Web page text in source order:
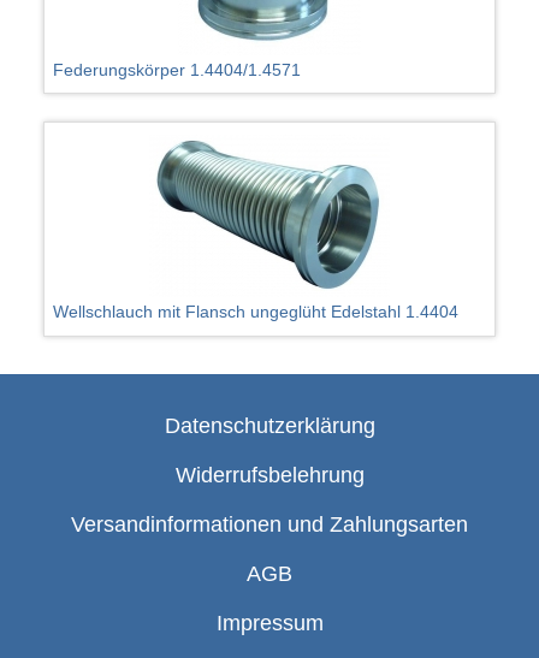
Federungskörper 1.4404/1.4571
Wellschlauch mit Flansch ungeglüht Edelstahl 1.4404
Datenschutzerklärung
Widerrufsbelehrung
Versandinformationen und Zahlungsarten
AGB
Impressum